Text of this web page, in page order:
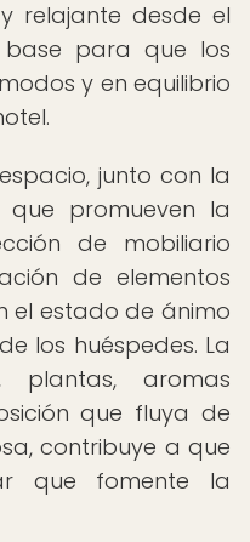
relajante desde el
base para que los
y en equilibrio
junto con la
promueven la
de mobiliario
de elementos
el estado de ánimo
los huéspedes. La
plantas, aromas
que fluya de
contribuye a que
que fomente la